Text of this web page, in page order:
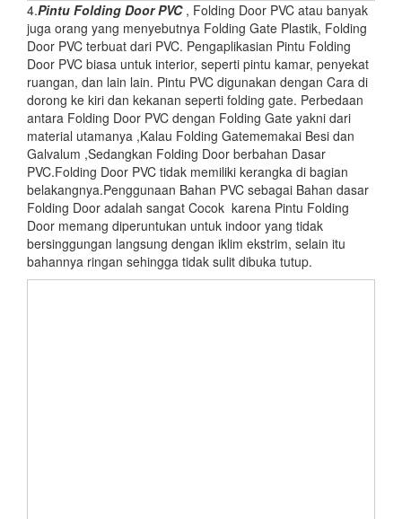
4.Pintu Folding Door PVC, Folding Door PVC atau banyak
juga orang yang menyebutnya Folding Gate Plastik, Folding
Door PVC terbuat dari PVC. Pengaplikasian Pintu Folding
Door PVC biasa untuk interior, seperti pintu kamar, penyekat
ruangan, dan lain lain. Pintu PVC digunakan dengan Cara di
dorong ke kiri dan kekanan seperti folding gate. Perbedaan
antara Folding Door PVC dengan Folding Gate yakni dari
material utamanya ,Kalau Folding Gatememakai Besi dan
Galvalum ,Sedangkan Folding Door berbahan Dasar
PVC.Folding Door PVC tidak memiliki kerangka di bagian
belakangnya.Penggunaan Bahan PVC sebagai Bahan dasar
Folding Door adalah sangat Cocok karena Pintu Folding
Door memang diperuntukan untuk indoor yang tidak
bersinggungan langsung dengan iklim ekstrim, selain itu
bahannya ringan sehingga tidak sulit dibuka tutup.